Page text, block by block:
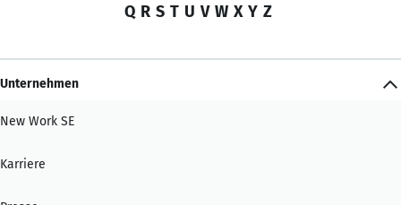
Q R S T U V W X Y Z
Unternehmen
New Work SE
Karriere